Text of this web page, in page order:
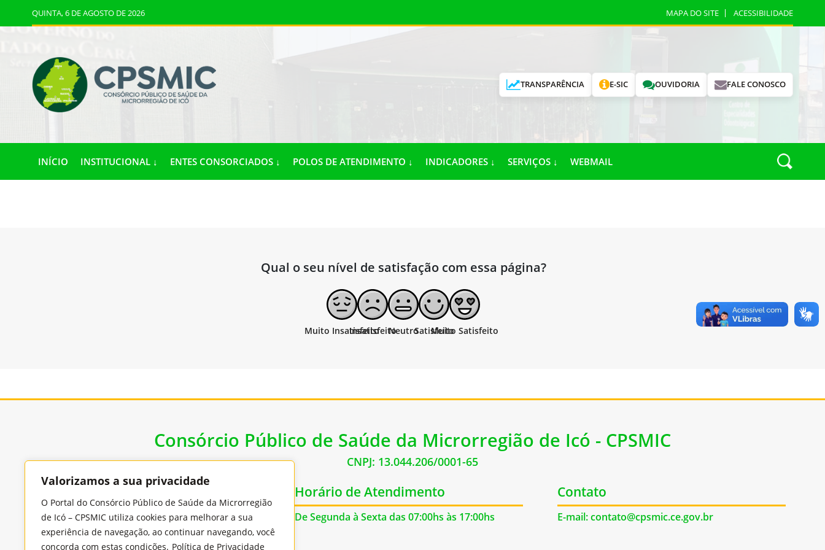
Valorizamos a sua privacidade
O Portal do Consórcio Público de Saúde da Microrregião
de Icó – CPSMIC utiliza cookies para melhorar a sua
experiência de navegação, ao continuar navegando, você
concorda com estas condições. Política de Privacidade
QUINTA, 6 DE AGOSTO DE 2026 MAPA DO SITE ACESSIBILIDADE
TRANSPARÊNCIA E-SIC OUVIDORIA FALE CONOSCO
INÍCIO INSTITUCIONAL ↓ ENTES CONSORCIADOS ↓ POLOS DE ATENDIMENTO ↓ INDICADORES ↓ SERVIÇOS ↓ WEBMAIL
Qual o seu nível de satisfação com essa página?
Consórcio Público de Saúde da Microrregião de Icó - CPSMIC
CNPJ: 13.044.206/0001-65
Rua Benjamin Constant, 978, Cidade Nova, CEP:
63430-000 - Icó/Ceará
Horário de Atendimento
De Segunda à Sexta das 07:00hs às 17:00hs
Contato
E-mail: contato@cpsmic.ce.gov.br